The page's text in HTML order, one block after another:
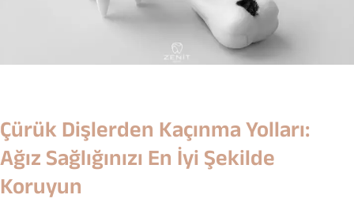
Çürük Dişlerden Kaçınma Yolları:
Ağız Sağlığınızı En İyi Şekilde
Koruyun